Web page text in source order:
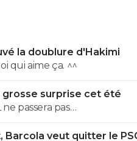
la doublure d'Hakimi
toi qui aime ça. ^^
grosse surprise cet été
passera pas
Barcola veut quitter le